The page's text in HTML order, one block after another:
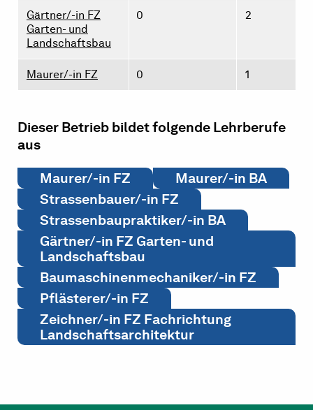
Gärtner/-in FZ
Garten- und
Landschaftsbau
0 2
Maurer/-in FZ 0 1
Dieser Betrieb bildet folgende Lehrberufe
aus
Maurer/-in FZ
Maurer/-in BA
Strassenbauer/-in FZ
Strassenbaupraktiker/-in BA
Gärtner/-in FZ Garten- und
Landschaftsbau
Baumaschinenmechaniker/-in FZ
Pflästerer/-in FZ
Zeichner/-in FZ Fachrichtung
Landschaftsarchitektur